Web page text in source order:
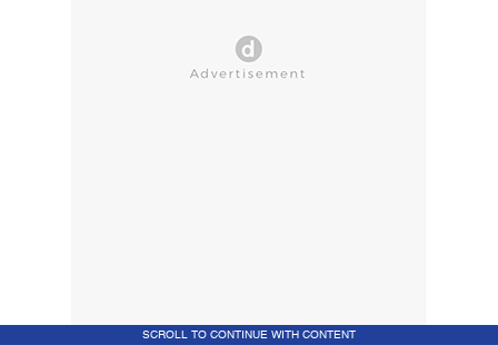
SCROLL TO CONTINUE WITH CONTENT